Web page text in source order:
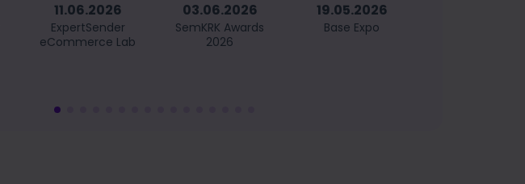
11.06.2026
ExpertSender
eCommerce Lab
03.06.2026
SemKRK Awards
2026
19.05.2026
Base Expo